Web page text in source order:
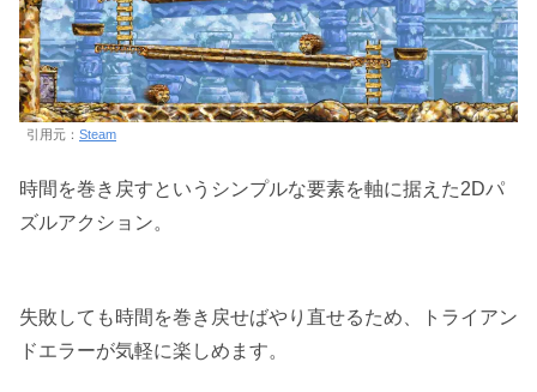
引用元： Steam
時間を巻き戻すというシンプルな要素を軸に据えた2Dパ
ズルアクション。
失敗しても時間を巻き戻せばやり直せるため、トライアン
ドエラーが気軽に楽しめます。